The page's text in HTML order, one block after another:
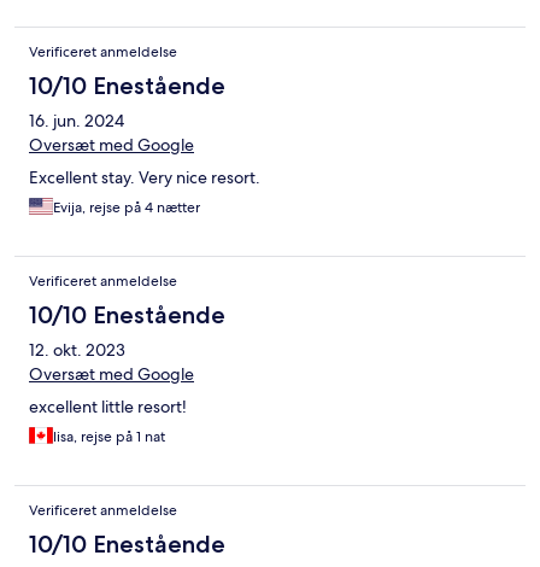
Verificeret anmeldelse
10/10 Enestående
16. jun. 2024
Oversæt med Google
Excellent stay. Very nice resort.
Evija, rejse på 4 nætter
Verificeret anmeldelse
10/10 Enestående
12. okt. 2023
Oversæt med Google
excellent little resort!
lisa, rejse på 1 nat
Verificeret anmeldelse
10/10 Enestående